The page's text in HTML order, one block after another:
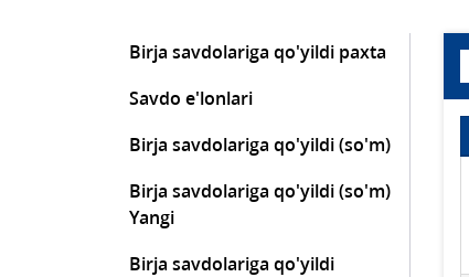
Birja savdolariga qo'yildi paxta
Savdo e'lonlari
Birja savdolariga qo'yildi (so'm)
Birja savdolariga qo'yildi (so'm)
Yangi
Birja savdolariga qo'yildi